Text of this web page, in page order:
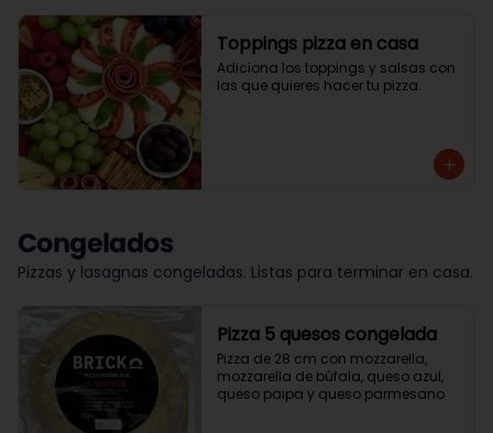
Toppings pizza en casa
Adiciona los toppings y salsas con
las que quieres hacer tu pizza.
Congelados
Pizzas y lasagnas congeladas. Listas para terminar en casa.
Pizza 5 quesos congelada
Pizza de 28 cm con mozzarella,
mozzarella de búfala, queso azul,
queso paipa y queso parmesano